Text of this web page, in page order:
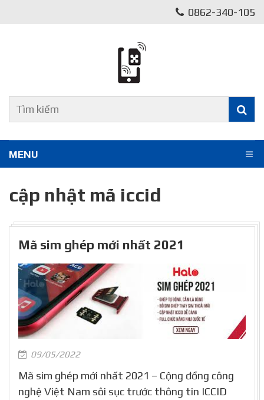
0862-340-105
MENU
cập nhật mã iccid
Mã sim ghép mới nhất 2021
09/05/2022
Mã sim ghép mới nhất 2021 – Cộng đồng công
nghệ Việt Nam sôi sục trước thông tin ICCID